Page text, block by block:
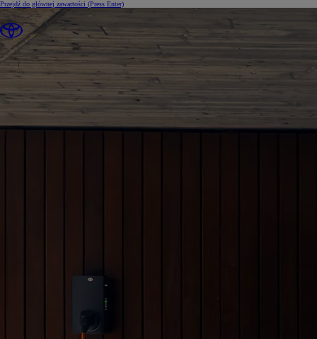
Przejdź do głównej zawartości (Press Enter)